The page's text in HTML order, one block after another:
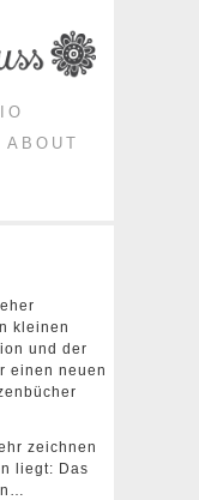
ABOUT
kleinen
und der
einen neuen
zeichnen
liegt: Das